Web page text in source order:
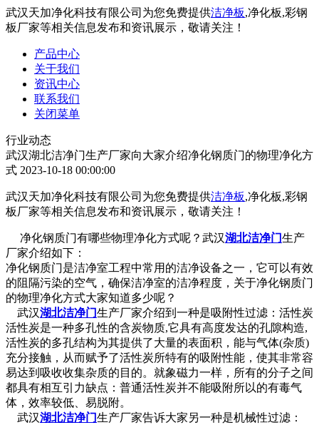
武汉天加净化科技有限公司为您免费提供洁净板,净化板,彩钢
板厂家等相关信息发布和资讯展示，敬请关注！
产品中心
关于我们
资讯中心
联系我们
关闭菜单
行业动态
武汉湖北洁净门生产厂家向大家介绍净化钢质门的物理净化方
式 2023-10-18 00:00:00
武汉天加净化科技有限公司为您免费提供洁净板,净化板,彩钢
板厂家等相关信息发布和资讯展示，敬请关注！
净化钢质门有哪些物理净化方式呢？武汉湖北洁净门生产
厂家介绍如下：
净化钢质门是洁净室工程中常用的洁净设备之一，它可以有效
的阻隔污染的空气，确保洁净室的洁净程度，关于净化钢质门
的物理净化方式大家知道多少呢？
武汉湖北洁净门生产厂家介绍到一种是吸附性过滤：活性炭
活性炭是一种多孔性的含炭物质,它具有高度发达的孔隙构造,
活性炭的多孔结构为其提供了大量的表面积，能与气体(杂质)
充分接触，从而赋予了活性炭所特有的吸附性能，使其非常容
易达到吸收收集杂质的目的。就象磁力一样，所有的分子之间
都具有相互引力缺点：普通活性炭并不能吸附所以的有毒气
体，效率较低、易脱附。
武汉湖北洁净门生产厂家告诉大家另一种是机械性过滤：